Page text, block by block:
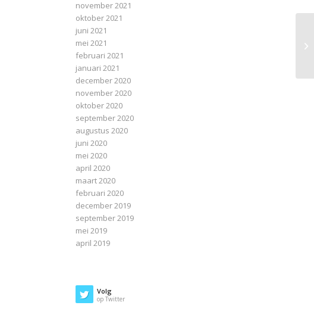
november 2021
oktober 2021
juni 2021
mei 2021
februari 2021
januari 2021
december 2020
november 2020
oktober 2020
september 2020
augustus 2020
juni 2020
mei 2020
april 2020
maart 2020
februari 2020
december 2019
september 2019
mei 2019
april 2019
Volg
op Twitter